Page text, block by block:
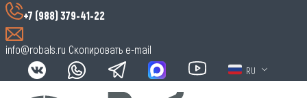
+7 (988) 379-41-22
info@robals.ru Скопировать e-mail
RU